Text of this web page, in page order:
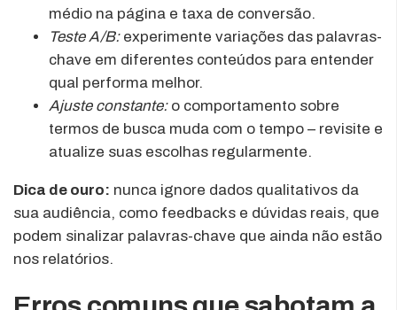
médio na página e taxa de conversão.
Teste A/B:experimente variações das palavras-
chave em diferentes conteúdos para entender
qual performa melhor.
Ajuste constante:o comportamento sobre
termos de busca muda com o tempo – revisite e
atualize suas escolhas regularmente.
Dica de ouro: nunca ignore dados qualitativos da
sua audiência, como feedbacks e dúvidas reais, que
podem sinalizar palavras-chave que ainda não estão
nos relatórios.